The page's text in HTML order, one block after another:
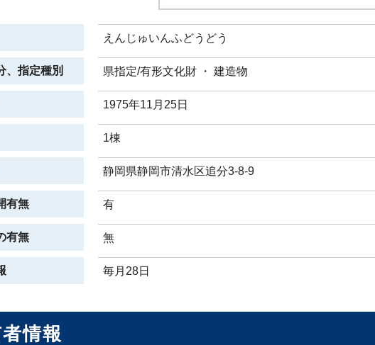
えんじゅいんふどうどう
、指定種別 県指定/有形文化財 ・ 建造物
1975年11月25日
1棟
静岡県静岡市清水区追分3-8-9
有無 有
有無 無
毎月28日
情報